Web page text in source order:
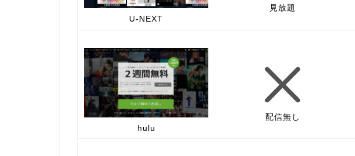
U-NEXT
見放題
hulu
配信無し